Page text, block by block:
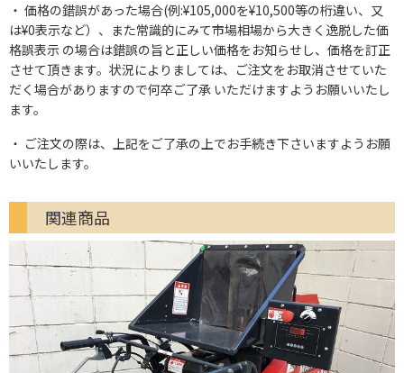
価格の錯誤があった場合(例:¥105,000を¥10,500等の桁違い、又
は¥0表示など）、また常識的にみて市場相場から大きく逸脱した価
格誤表示 の場合は錯誤の旨と正しい価格をお知らせし、価格を訂正
させて頂きます。状況によりましては、ご注文をお取消させていた
だく場合がありますので何卒ご了承 いただけますようお願いいたし
ます。
ご注文の際は、上記をご了承の上でお手続き下さいますようお願
いいたします。
関連商品